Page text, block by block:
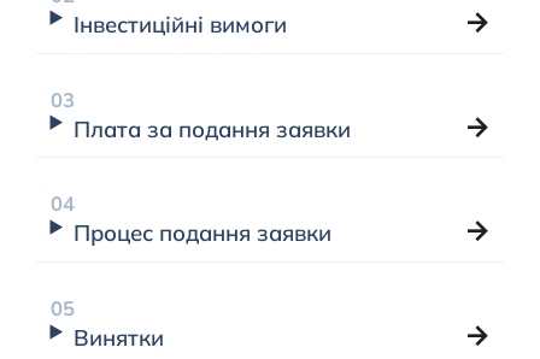
Інвестиційні вимоги
Плата за подання заявки
Процес подання заявки
Винятки